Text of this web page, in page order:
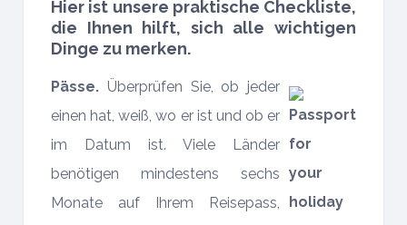
Hier ist unsere praktische Checkliste,
die Ihnen hilft, sich alle wichtigen
Dinge zu merken.
Pässe. Überprüfen Sie, ob jeder
einen hat, weiß, wo er ist und ob er
im Datum ist. Viele Länder
benötigen mindestens sechs
Monate auf Ihrem Reisepass,